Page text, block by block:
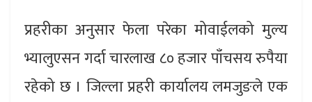
प्रहरीका अनुसार फेला परेका मोवाईलको मुल्य
भ्यालुएसन गर्दा चारलाख ८० हजार पाँचसय रुपैया
रहेको छ । जिल्ला प्रहरी कार्यालय लमजुङले एक